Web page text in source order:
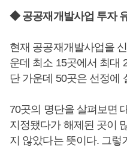
◆ 공공재개발사업 투자
현재 공공재개발사업을
운데 최소 15곳에서 최대
단 가운데 50곳은 선정에
70곳의 명단을 살펴보면
지정됐다가 해제된 곳이
지 않았다는 뜻이다. 그렇